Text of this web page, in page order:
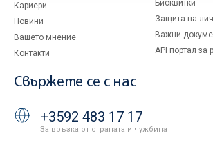
Кариери
Новини
Вашето мнение
Контакти
Бисквитки
Защита на
Важни
API портал за
Свържете се с нас
+3592 483 17 17
За връзка от страната и чужбина